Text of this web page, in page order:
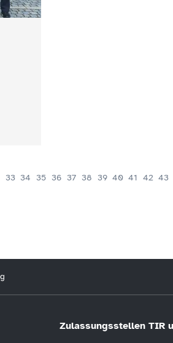
33 34 35 36 37 38 39 40 41 42 43
Zulassungsstellen TIR